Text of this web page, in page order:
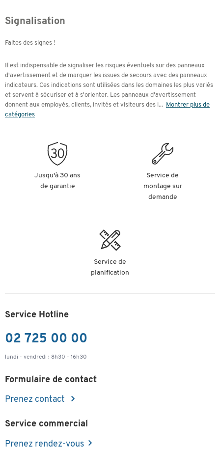
Signalisation
Faites des signes !
Il est indispensable de signaliser les risques éventuels sur des panneaux
d'avertissement et de marquer les issues de secours avec des panneaux
indicateurs. Ces indications sont utilisées dans les domaines les plus variés
et servent à sécuriser et à s'orienter. Les panneaux d'avertissement
donnent aux employés, clients, invités et visiteurs des i...
Montrer plus de
catégories
Jusqu'à 30 ans
de garantie
Service de
montage sur
demande
Service de
planification
Service Hotline
02 725 00 00
lundi - vendredi : 8h30 - 16h30
Formulaire de contact
Prenez contact
Service commercial
Prenez rendez-vous